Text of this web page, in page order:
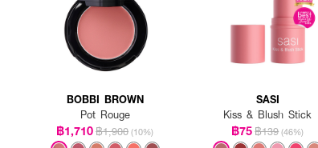
BOBBI BROWN
Pot Rouge
฿1,710฿1,900 (10%)
SASI
Kiss & Blush Stick
฿75฿139 (46%)